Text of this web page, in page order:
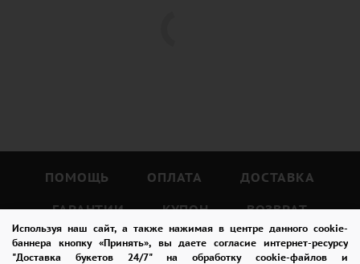
Используя наш сайт, а также нажимая в центре данного cookie-
баннера кнопку «Принять», вы даете согласие интернет-ресурсу
"Доставка букетов 24/7" на обработку cookie-файлов и
ПОМОЩЬ ОПЛАТА
ДОСТАВКА
ГАРАНТИИ
КУПОН
ВОЗВРАТ
ОТЗЫВЫ
РЕКОМЕНДАЦИИ